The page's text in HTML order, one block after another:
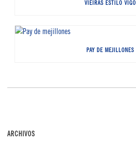
VIEIRAS ESTILO VIGO
PAY DE MEJILLONES
ARCHIVOS